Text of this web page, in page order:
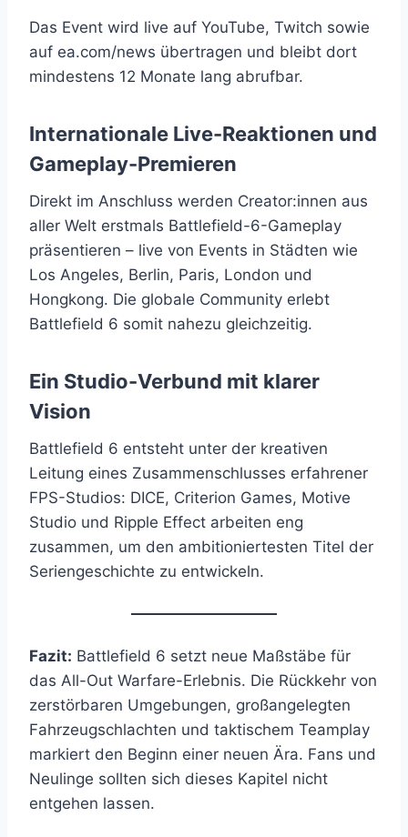
Das Event wird live auf YouTube, Twitch sowie
auf ea.com/news übertragen und bleibt dort
mindestens 12 Monate lang abrufbar.
Internationale Live-Reaktionen und
Gameplay-Premieren
Direkt im Anschluss werden Creator:innen aus
aller Welt erstmals Battlefield-6-Gameplay
präsentieren – live von Events in Städten wie
Los Angeles, Berlin, Paris, London und
Hongkong. Die globale Community erlebt
Battlefield 6 somit nahezu gleichzeitig.
Ein Studio-Verbund mit klarer
Vision
Battlefield 6 entsteht unter der kreativen
Leitung eines Zusammenschlusses erfahrener
FPS-Studios: DICE, Criterion Games, Motive
Studio und Ripple Effect arbeiten eng
zusammen, um den ambitioniertesten Titel der
Seriengeschichte zu entwickeln.
Fazit: Battlefield 6 setzt neue Maßstäbe für
das All-Out Warfare-Erlebnis. Die Rückkehr von
zerstörbaren Umgebungen, großangelegten
Fahrzeugschlachten und taktischem Teamplay
markiert den Beginn einer neuen Ära. Fans und
Neulinge sollten sich dieses Kapitel nicht
entgehen lassen.